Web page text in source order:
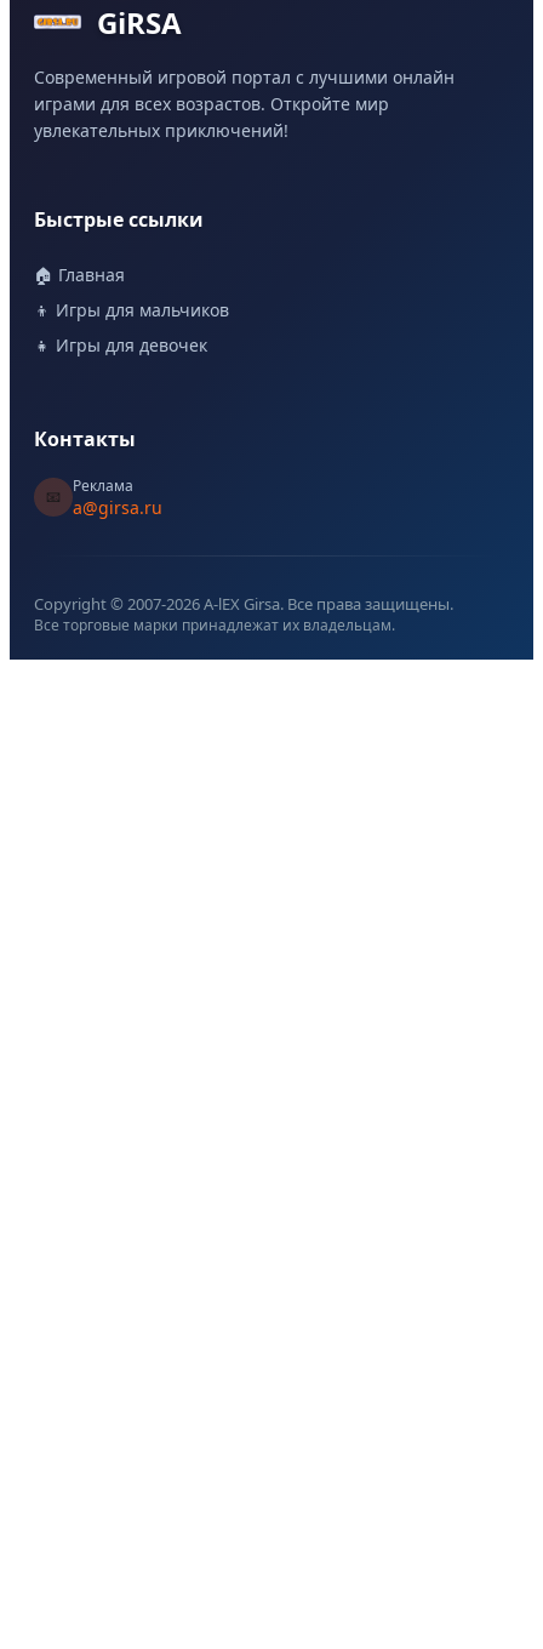
GiRSA
Современный игровой портал с лучшими онлайн
играми для всех возрастов. Откройте мир
увлекательных приключений!
Быстрые ссылки
🏠 Главная
👦 Игры для мальчиков
👧 Игры для девочек
Контакты
📧
Реклама
a@girsa.ru
Copyright © 2007-2026A-lEX Girsa. Все права защищены.
Все торговые марки принадлежат их владельцам.